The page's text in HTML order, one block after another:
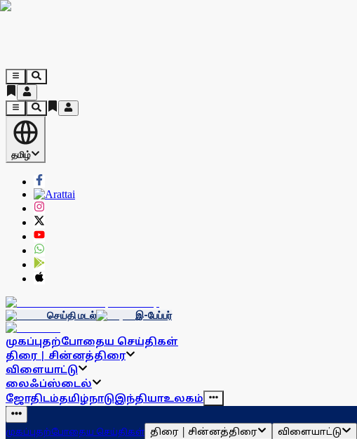
தமிழ்
செய்தி மடல் இ-பேப்பர்
முகப்புதற்போதைய செய்திகள்
திரை | சின்னத்திரை
விளையாட்டு
லைஃப்ஸ்டைல்
ஜோதிடம்தமிழ்நாடுஇந்தியாஉலகம்
முகப்புதற்போதைய செய்திகள் திரை | சின்னத்திரை விளையாட்டு